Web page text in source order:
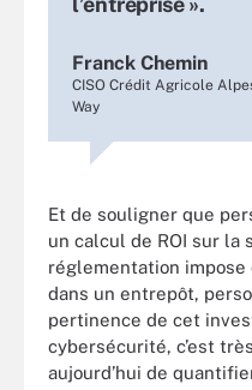
Franck Chemin
CISO Crédit Agricole
Way
Et de souligner que
un calcul de ROI sur la
réglementation
dans un entrepôt,
pertinence de cet
cybersécurité, c’est
aujourd’hui de